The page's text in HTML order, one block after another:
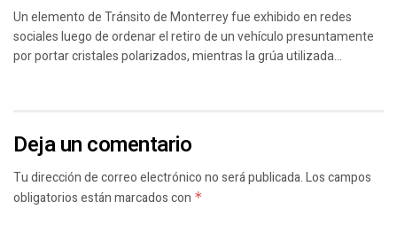
Un elemento de Tránsito de Monterrey fue exhibido en redes
sociales luego de ordenar el retiro de un vehículo presuntamente
por portar cristales polarizados, mientras la grúa utilizada...
Deja un comentario
Tu dirección de correo electrónico no será publicada.Los campos
obligatorios están marcados con *